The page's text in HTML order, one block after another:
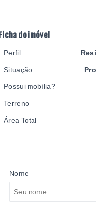
Ficha do imóvel
Perfil
Situação
Possui mobília?
Terreno
Área Total
Nome